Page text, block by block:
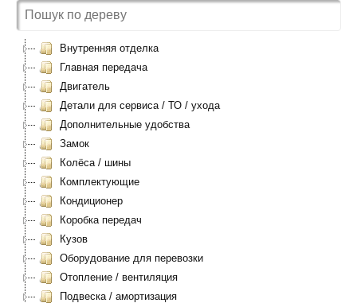
Внутренняя отделка
Главная передача
Двигатель
Детали для сервиса / ТО / ухода
Дополнительные удобства
Замок
Колёса / шины
Комплектующие
Кондиционер
Коробка передач
Кузов
Оборудование для перевозки
Отопление / вентиляция
Подвеска / амортизация